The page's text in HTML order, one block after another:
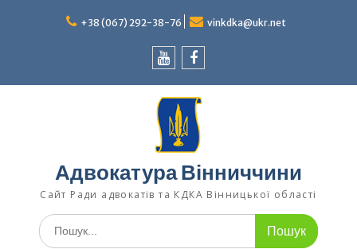
+38 (067) 292-38-76 vinkdka@ukr.net
Адвокатура Вінниччини
Сайт Ради адвокатів та КДКА Вінницької області
Шукати: